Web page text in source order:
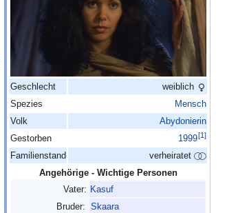
Geschlecht
weiblich
Spezies
Mensch
Volk
Abydonierin
Gestorben
1999[1]
Familienstand
verheiratet
Angehörige - Wichtige Personen
Vater: Kasuf
Bruder: Skaara